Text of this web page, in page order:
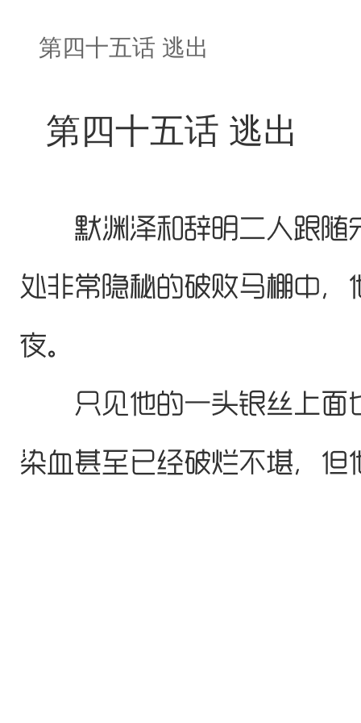
第四十五话 逃出
第四十五话 逃出